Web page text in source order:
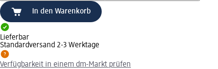
In den Warenkorb
Lieferbar
Standardversand 2-3 Werktage
Verfügbarkeit in einem dm-Markt prüfen